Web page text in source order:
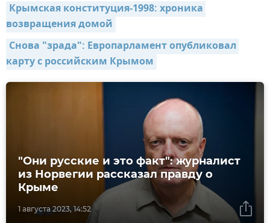
Крымская конституция-1998: хроника
возвращения домой
Снова "зрада": Европарламент опубликовал
карту с российским Крымом
1 августа 2023, 14:52
"Они русские и это факт": журналист
из Норвегии рассказал правду о
Крыме